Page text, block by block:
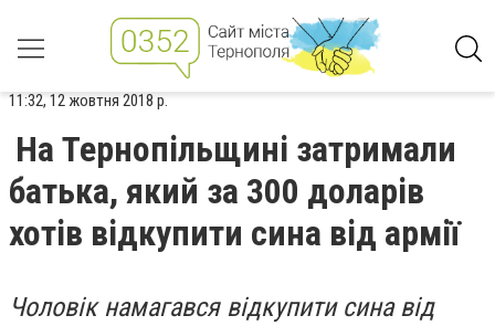
11:32, 12 жовтня 2018 р.
На Тернопільщині затримали
батька, який за 300 доларів
хотів відкупити сина від армії
Чоловік намагався відкупити сина від